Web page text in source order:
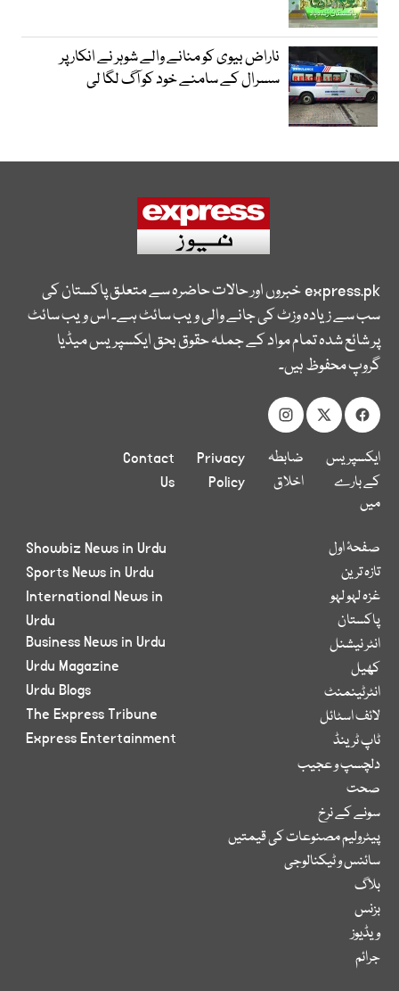
ناراض بیوی کو منانے والے شوہر نے انکار پر
سسرال کے سامنے خود کو آگ لگا لی
express.pkخبروں اور حالات حاضرہ سے متعلق پاکستان کی
سب سے زیادہ وزٹ کی جانے والی ویب سائٹ ہے۔ اس ویب سائٹ
پر شائع شدہ تمام مواد کے جملہ حقوق بحق ایکسپریس میڈیا
گروپ محفوظ ہیں۔
ایکسپریس
کے بارے
میں
ضابطہ
اخلاق
Privacy
Policy
Contact
Us
صفحۂ اول
تازہ ترین
غزہ لہو لہو
پاکستان
انٹر نیشنل
کھیل
انٹرٹینمنٹ
لائف اسٹائل
ٹاپ ٹرینڈ
دلچسپ و عجیب
صحت
سونے کے نرخ
پیٹرولیم مصنوعات کی قیمتیں
سائنس و ٹیکنالوجی
بلاگ
بزنس
ویڈیوز
جرائم
Showbiz News in Urdu
Sports News in Urdu
International News in
Urdu
Business News in Urdu
Urdu Magazine
Urdu Blogs
The Express Tribune
Express Entertainment